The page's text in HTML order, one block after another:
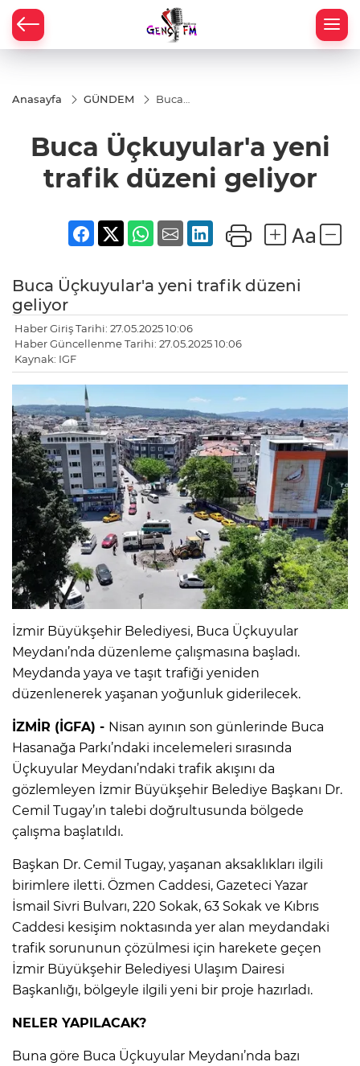
Anasayfa GÜNDEM
Buca
geliyor
Buca Üçkuyular'a yeni
trafik düzeni geliyor
Buca Üçkuyular'a yeni trafik düzeni
geliyor
Haber Giriş Tarihi: 27.05.2025 10:06
Haber Güncellenme Tarihi: 27.05.2025 10:06
Kaynak: IGF
İzmir Büyükşehir Belediyesi, Buca Üçkuyular
Meydanı’nda düzenleme çalışmasına başladı.
Meydanda yaya ve taşıt trafiği yeniden
düzenlenerek yaşanan yoğunluk giderilecek.
İZMİR (İGFA) - Nisan ayının son günlerinde Buca
Hasanağa Parkı’ndaki incelemeleri sırasında
Üçkuyular Meydanı’ndaki trafik akışını da
gözlemleyen İzmir Büyükşehir Belediye Başkanı Dr.
Cemil Tugay’ın talebi doğrultusunda bölgede
çalışma başlatıldı.
Başkan Dr. Cemil Tugay, yaşanan aksaklıkları ilgili
birimlere iletti. Özmen Caddesi, Gazeteci Yazar
İsmail Sivri Bulvarı, 220 Sokak, 63 Sokak ve Kıbrıs
Caddesi kesişim noktasında yer alan meydandaki
trafik sorununun çözülmesi için harekete geçen
İzmir Büyükşehir Belediyesi Ulaşım Dairesi
Başkanlığı, bölgeyle ilgili yeni bir proje hazırladı.
NELER YAPILACAK?
Buna göre Buca Üçkuyular Meydanı’nda bazı